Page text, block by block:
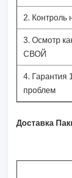
2. Контроль
3. Осмотр
СВОЙ
4. Гарантия
проблем
Доставка